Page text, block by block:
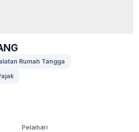
Rumah Tangga
Pelaihari